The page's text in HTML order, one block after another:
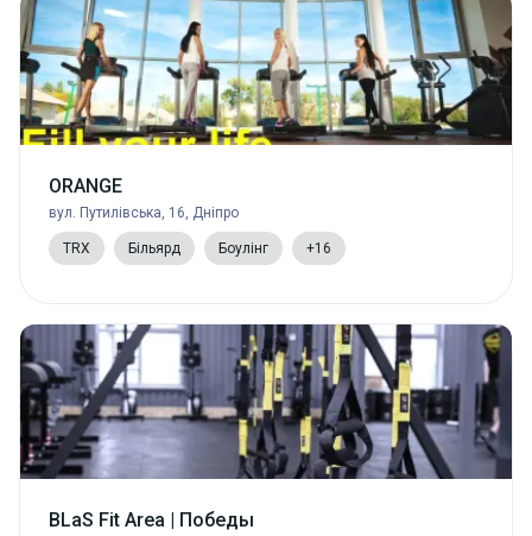
ORANGE
вул. Путилівська, 16, Дніпро
TRX Більярд Боулінг +16
BLaS Fit Area | Победы